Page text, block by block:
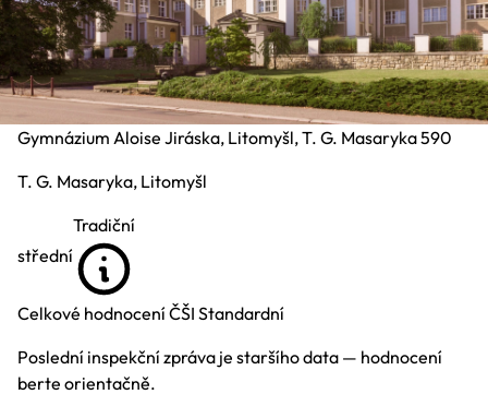
Gymnázium Aloise Jiráska, Litomyšl, T. G. Masaryka 590
T. G. Masaryka, Litomyšl
střední
Tradiční
Celkové hodnocení ČŠI Standardní
Poslední inspekční zpráva je staršího data — hodnocení
berte orientačně.